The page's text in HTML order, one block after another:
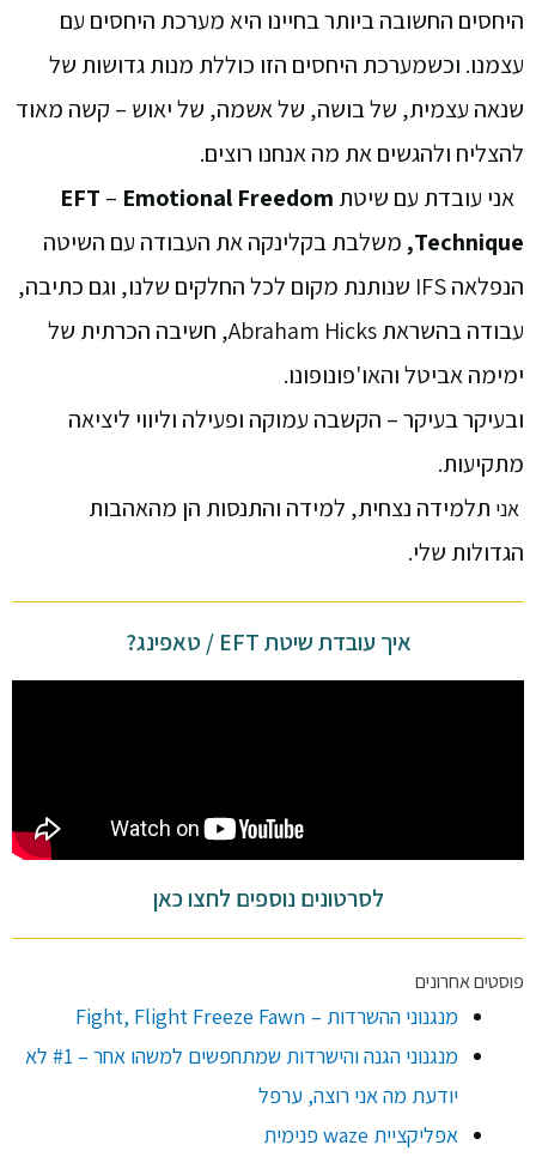
היחסים החשובה ביותר בחיינו היא מערכת היחסים עם
עצמנו. וכשמערכת היחסים הזו כוללת מנות גדושות של
שנאה עצמית, של בושה, של אשמה, של יאוש – קשה מאוד
להצליח ולהגשים את מה אנחנו רוצים.
אני עובדת עם שיטת
EFT – Emotional Freedom
Technique, משלבת בקלינקה את העבודה עם השיטה
הנפלאה IFS שנותנת מקום לכל החלקים שלנו, וגם כתיבה,
עבודה בהשראת Abraham Hicks, חשיבה הכרתית של
ימימה אביטל והאו'פונופונו.
ובעיקר בעיקר – הקשבה עמוקה ופעילה וליווי ליציאה
מתקיעות.
אני תלמידה נצחית, למידה והתנסות הן מהאהבות
הגדולות שלי.
איך עובדת שיטת EFT / טאפינג?
לסרטונים נוספים לחצו כאן
פוסטים אחרונים
מנגנוני ההשרדות – Fight, Flight Freeze Fawn
מנגנוני הגנה והישרדות שמתחפשים למשהו אחר – #1 לא
יודעת מה אני רוצה, ערפל
אפליקציית waze פנימית